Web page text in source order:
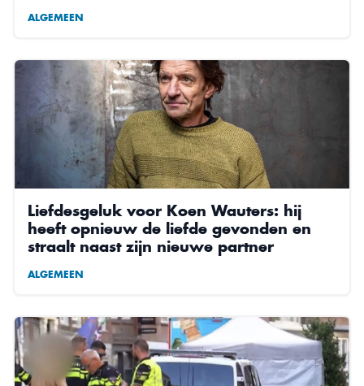
ALGEMEEN
Liefdesgeluk voor Koen Wauters: hij
heeft opnieuw de liefde gevonden en
straalt naast zijn nieuwe partner
ALGEMEEN